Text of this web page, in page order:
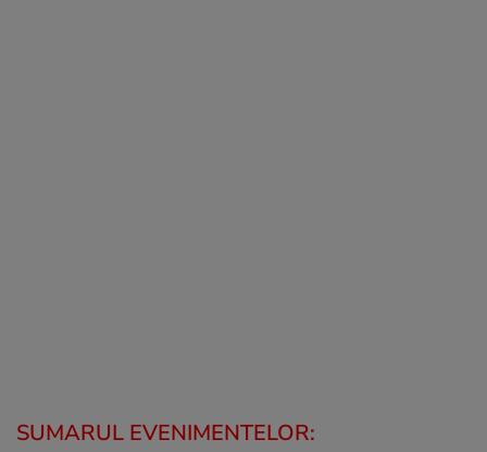
SUMARUL EVENIMENTELOR: